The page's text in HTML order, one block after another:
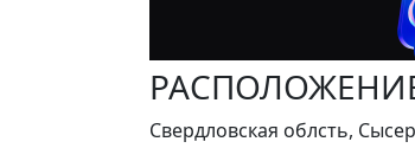
Свердловская облсть,